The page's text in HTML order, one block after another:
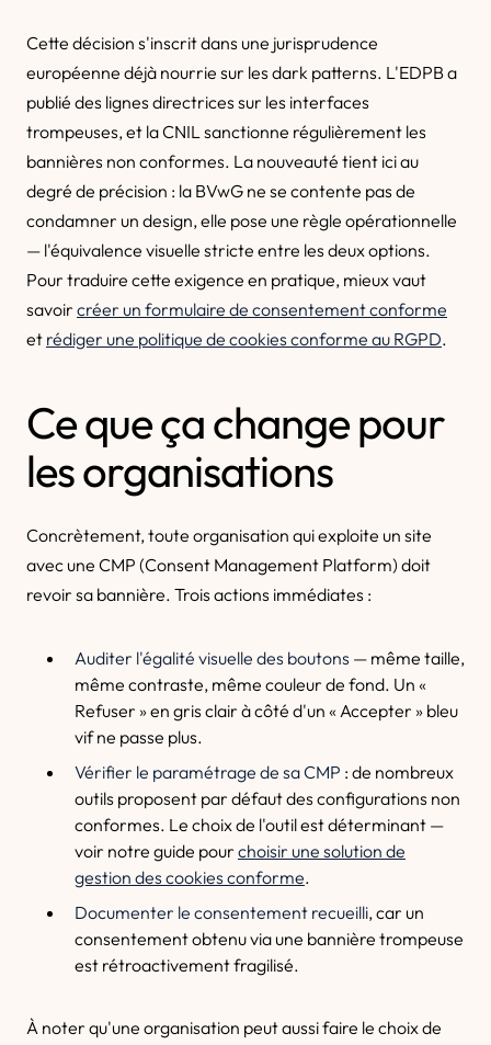
Cette décision s'inscrit dans une jurisprudence
européenne déjà nourrie sur les dark patterns. L'EDPB a
publié des lignes directrices sur les interfaces
trompeuses, et la CNIL sanctionne régulièrement les
bannières non conformes. La nouveauté tient ici au
degré de précision : la BVwG ne se contente pas de
condamner un design, elle pose une règle opérationnelle
— l'équivalence visuelle stricte entre les deux options.
Pour traduire cette exigence en pratique, mieux vaut
savoir créer un formulaire de consentement conforme
et rédiger une politique de cookies conforme au RGPD.
Ce que ça change pour
les organisations
Concrètement, toute organisation qui exploite un site
avec une CMP (Consent Management Platform) doit
revoir sa bannière. Trois actions immédiates :
Auditer l'égalité visuelle des boutons — même taille,
même contraste, même couleur de fond. Un «
Refuser » en gris clair à côté d'un « Accepter » bleu
vif ne passe plus.
Vérifier le paramétrage de sa CMP : de nombreux
outils proposent par défaut des configurations non
conformes. Le choix de l'outil est déterminant —
voir notre guide pour choisir une solution de
gestion des cookies conforme.
Documenter le consentement recueilli, car un
consentement obtenu via une bannière trompeuse
est rétroactivement fragilisé.
À noter qu'une organisation peut aussi faire le choix de